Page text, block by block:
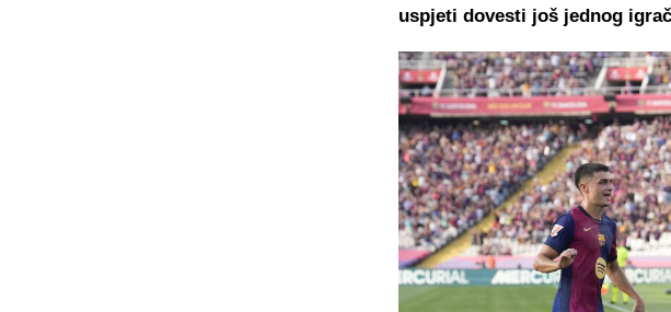
uspjeti dovesti još jednog